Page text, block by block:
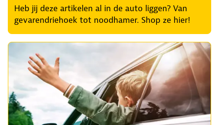
Heb jij deze artikelen al in de auto liggen? Van
gevarendriehoek tot noodhamer. Shop ze hier!